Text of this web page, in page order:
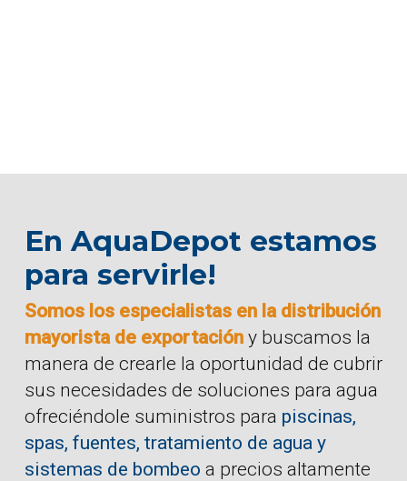
En AquaDepot estamos
para servirle!
Somos los especialistas en la distribución
mayorista de exportacióny buscamos la
manera de crearle la oportunidad de cubrir
sus necesidades de soluciones para agua
ofreciéndole suministros para piscinas,
spas, fuentes, tratamiento de agua y
sistemas de bombeo a precios altamente